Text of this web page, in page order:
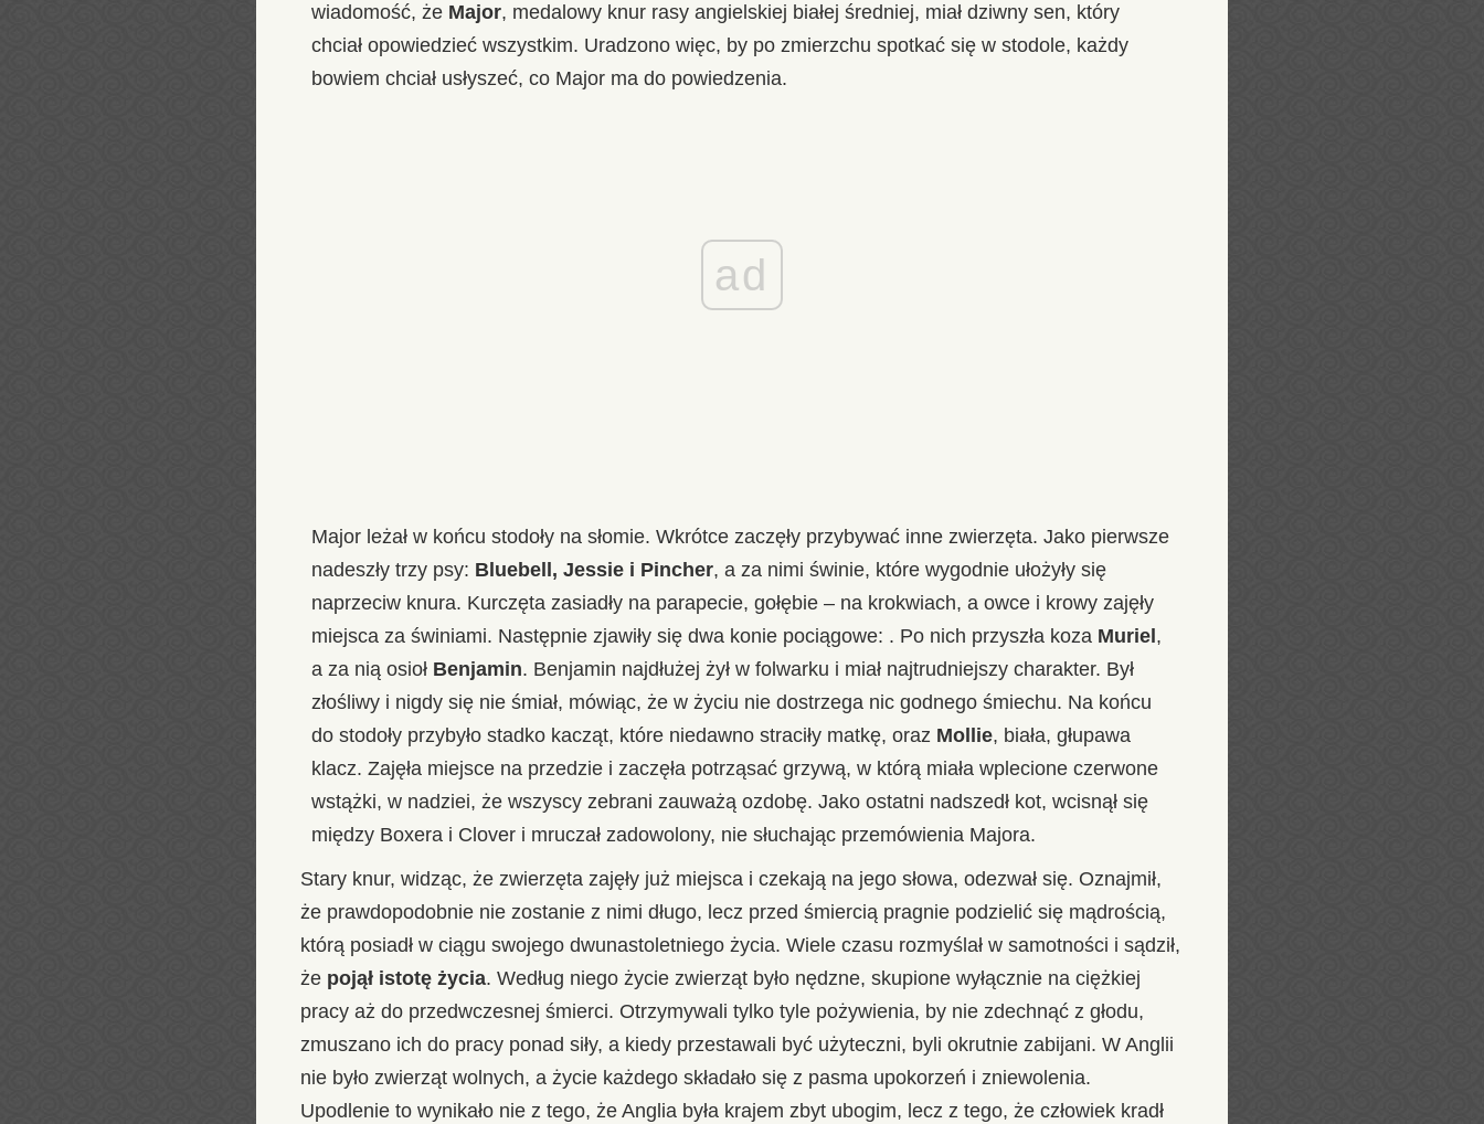
wiadomość, że Major, medalowy knur rasy angielskiej białej średniej, miał dziwny sen, który
chciał opowiedzieć wszystkim. Uradzono więc, by po zmierzchu spotkać się w stodole, każdy
bowiem chciał usłyszeć, co Major ma do powiedzenia.
ad
Major leżał w końcu stodoły na słomie. Wkrótce zaczęły przybywać inne zwierzęta. Jako pierwsze
nadeszły trzy psy: Bluebell, Jessie i Pincher, a za nimi świnie, które wygodnie ułożyły się
naprzeciw knura. Kurczęta zasiadły na parapecie, gołębie – na krokwiach, a owce i krowy zajęły
miejsca za świniami. Następnie zjawiły się dwa konie pociągowe: . Po nich przyszła koza Muriel ,
a za nią osioł Benjamin. Benjamin najdłużej żył w folwarku i miał najtrudniejszy charakter. Był
złośliwy i nigdy się nie śmiał, mówiąc, że w życiu nie dostrzega nic godnego śmiechu. Na końcu
do stodoły przybyło stadko kacząt, które niedawno straciły matkę, oraz Mollie, biała, głupawa
klacz. Zajęła miejsce na przedzie i zaczęła potrząsać grzywą, w którą miała wplecione czerwone
wstążki, w nadziei, że wszyscy zebrani zauważą ozdobę. Jako ostatni nadszedł kot, wcisnął się
między Boxera i Clover i mruczał zadowolony, nie słuchając przemówienia Majora.
Stary knur, widząc, że zwierzęta zajęły już miejsca i czekają na jego słowa, odezwał się. Oznajmił,
że prawdopodobnie nie zostanie z nimi długo, lecz przed śmiercią pragnie podzielić się mądrością,
którą posiadł w ciągu swojego dwunastoletniego życia. Wiele czasu rozmyślał w samotności i sądził,
że pojął istotę życia. Według niego życie zwierząt było nędzne, skupione wyłącznie na ciężkiej
pracy aż do przedwczesnej śmierci. Otrzymywali tylko tyle pożywienia, by nie zdechnąć z głodu,
zmuszano ich do pracy ponad siły, a kiedy przestawali być użyteczni, byli okrutnie zabijani. W Anglii
nie było zwierząt wolnych, a życie każdego składało się z pasma upokorzeń i zniewolenia.
Upodlenie to wynikało nie z tego, że Anglia była krajem zbyt ubogim, lecz z tego, że człowiek kradł